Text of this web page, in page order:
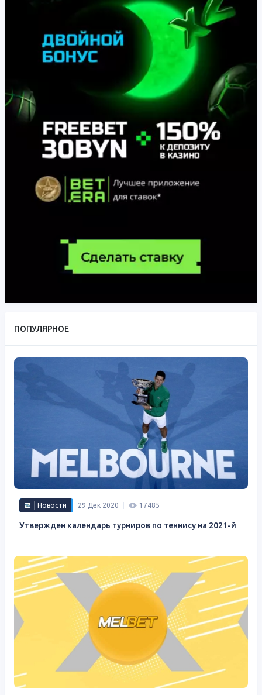
ПОПУЛЯРНОЕ
Новости 29 Дек 2020 17485
Утвержден календарь турниров по теннису на 2021-й